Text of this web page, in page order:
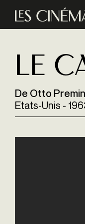
Aller au contenu
Le
De Otto
Etats-Unis -